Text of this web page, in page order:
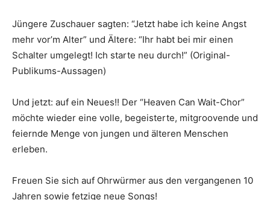
Jüngere Zuschauer sagten: “Jetzt habe ich keine Angst
mehr vor’m Alter” und Ältere: “Ihr habt bei mir einen
Schalter umgelegt! Ich starte neu durch!” (Original-
Publikums-Aussagen)
Und jetzt: auf ein Neues!! Der “Heaven Can Wait-Chor”
möchte wieder eine volle, begeisterte, mitgroovende und
feiernde Menge von jungen und älteren Menschen
erleben.
Freuen Sie sich auf Ohrwürmer aus den vergangenen 10
Jahren sowie fetzige neue Songs!